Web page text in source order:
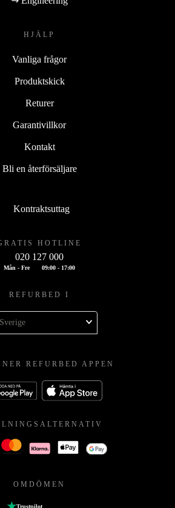
HJÄLP
Vanliga frågor
Produktskick
Returer
Garantivillkor
Kontakt
Bli en återförsäljare
Kontraktsuttag
HOTLINE
020 127 000
Mån - Fre 09:00 - 17:00
REFURBED I
Sverige
REFURBED APPEN
OMDÖMEN
Trustpilot